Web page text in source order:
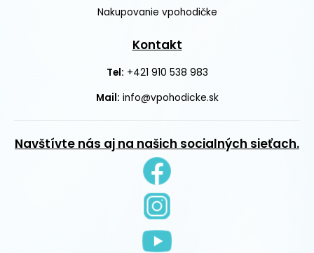
Nakupovanie vpohodičke
Kontakt
Tel: +421 910 538 983
Mail: info@vpohodicke.sk
Navštívte nás aj na našich socialných sieťach.